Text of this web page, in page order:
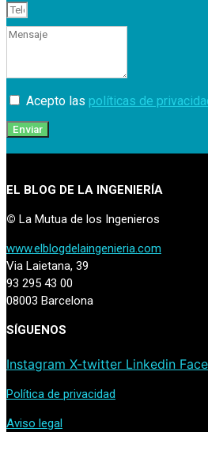
Acepto las políticas de
Enviar
EL BLOG DE LA INGENIERÍA
© La Mutua de los Ingenieros
www.elblogdelaingenieria.com
Via Laietana, 39
93 295 43 00
08003 Barcelona
SÍGUENOS
Instagram X-twitter Linkedin
Política de privacidad
Aviso legal